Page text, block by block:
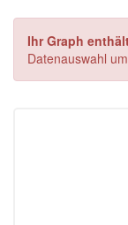
Ihr Graph
Datenauswahl